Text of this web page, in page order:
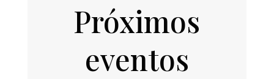
Próximos
eventos